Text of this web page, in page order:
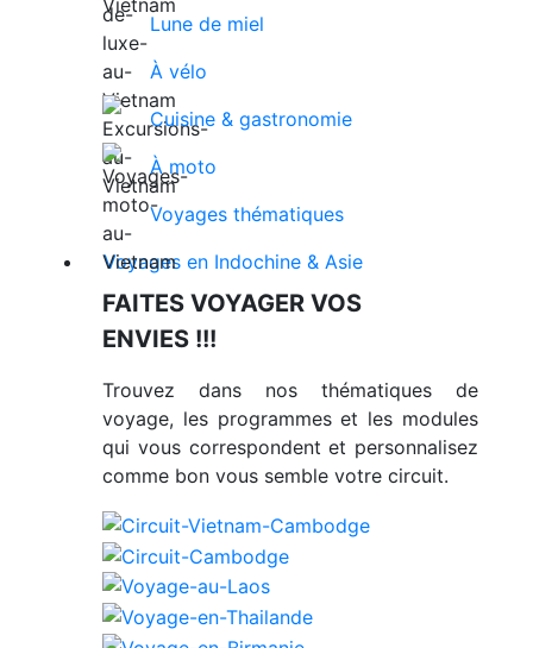
Lune de miel
À vélo
Cuisine & gastronomie
À moto
Voyages thématiques
Voyages en Indochine & Asie
FAITES VOYAGER VOS
ENVIES !!!
Trouvez dans nos thématiques de
voyage, les programmes et les modules
qui vous correspondent et personnalisez
comme bon vous semble votre circuit.